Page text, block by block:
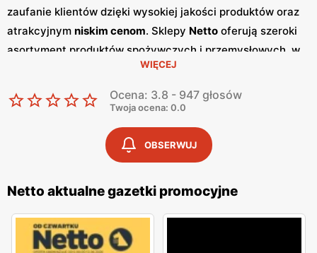
zaufanie klientów dzięki wysokiej jakości produktów oraz
atrakcyjnym niskim cenom. Sklepy Netto oferują szeroki
asortyment produktów spożywczych i przemysłowych, w
tym świeże owoce i warzywa, pieczywo, nabiał, mięso oraz
artykuły codziennego użytku. Klienci cenią sobie bogaty
wybór oraz częste
promocje, które umożliwiają
oszczędności na zakupach. Jednym z kluczowych
elementów strategii marketingowejNetto
gazetki promocyjne.Gazetki
najnowszepromocje
, specjalne oferty oraz sezonowe
wyprzedaże, dzięki czemu klienci mogą planować swoje
zakupy i korzystać z wyjątkowych okazji cenowych.
Publikacje te są dostępne zarówno w formie papierowej w
WIĘCEJ
Ocena: 3.8 - 947 głosów
Twoja ocena: 0.0
OBSERWUJ
Netto aktualne gazetki promocyjne